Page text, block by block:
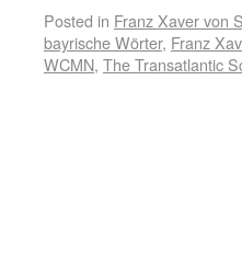
Posted in Franz Xaver von
bayrische Wörter, Franz
WCMN, The Transatlantic